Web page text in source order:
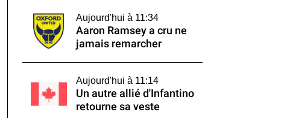
Aujourd'hui à 11:34
Aaron Ramsey a cru ne
jamais remarcher
Aujourd'hui à 11:14
Un autre allié d'Infantino
retourne sa veste